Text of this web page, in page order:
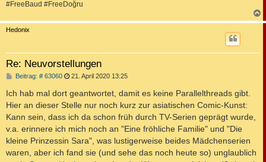
#FreeBaud #FreeDoğru
a
Hedonix
Re: Neuvorstellungen
Beitrag: # 63060B
i
t
r
g
21. April 2020 13:25
Ich hab mal dort geantwortet, damit es keine Parallelthreads gibt.
Hier an dieser Stelle nur noch kurz zur asiatischen Comic-Kunst:
Kann sein, dass ich da schon früh durch TV-Serien geprägt wurde,
v.a. erinnere ich mich noch an "Eine fröhliche Familie" und "Die
kleine Prinzessin Sara", was lustigerweise beides Mädchenserien
waren, aber ich fand sie (und sehe das noch heute so) unglaublich